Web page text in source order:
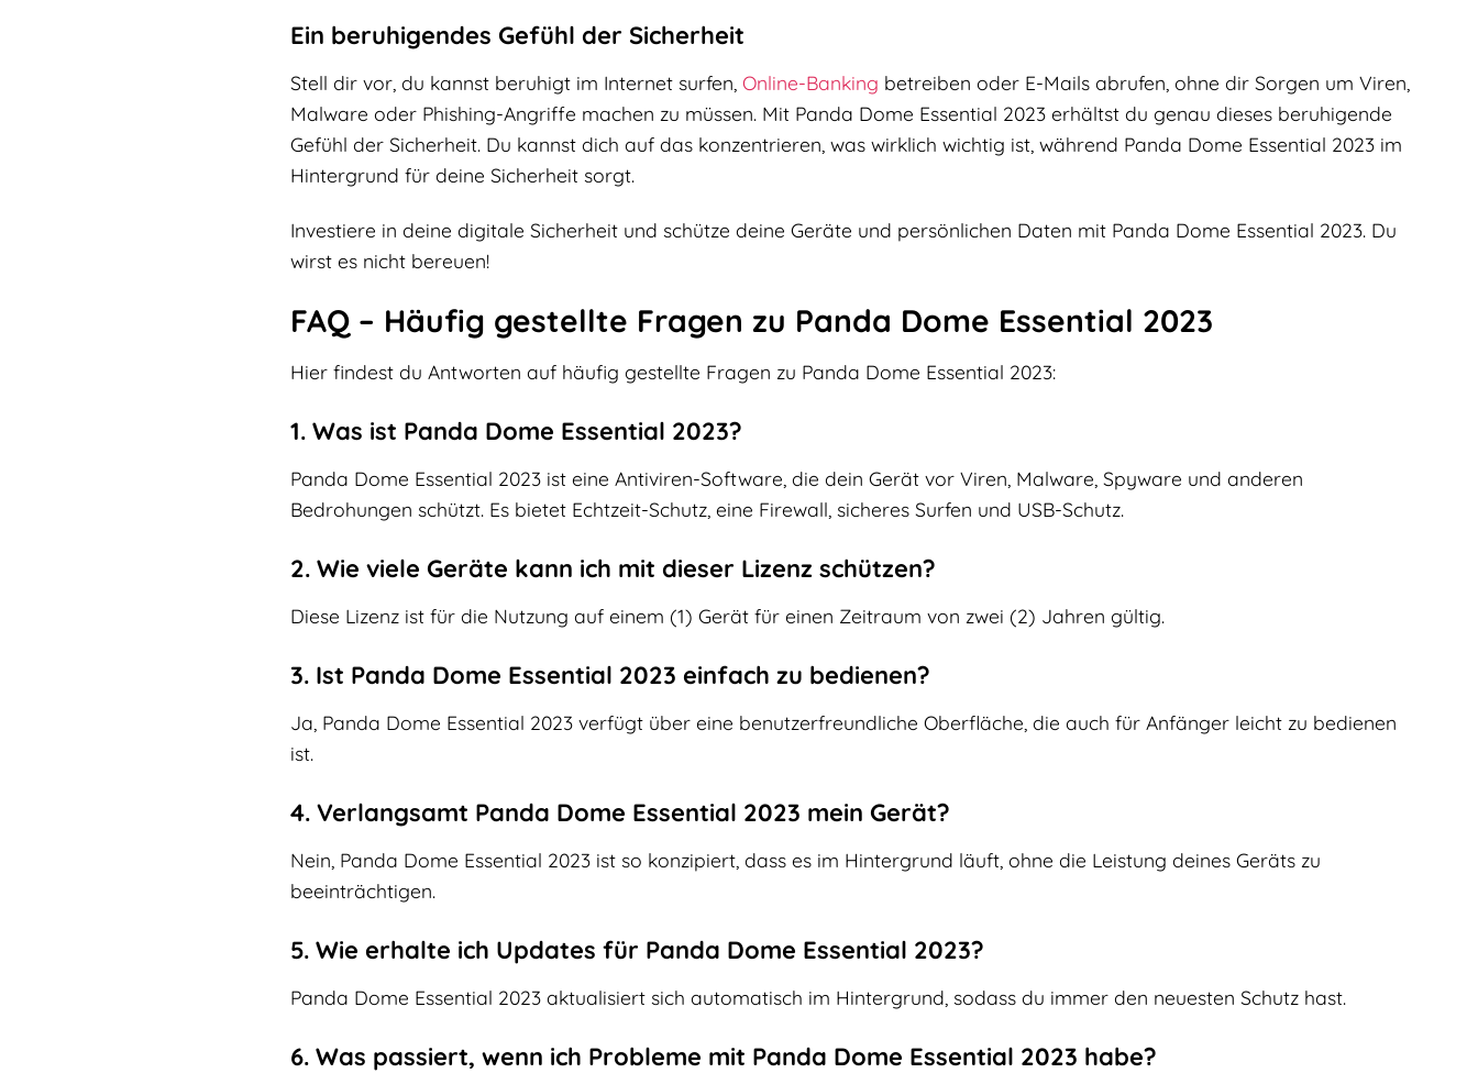
Ein beruhigendes Gefühl der Sicherheit
Stell dir vor, du kannst beruhigt im Internet surfen, Online-Banking betreiben oder E-Mails abrufen, ohne dir Sorgen um Viren,
Malware oder Phishing-Angriffe machen zu müssen. Mit Panda Dome Essential 2023 erhältst du genau dieses beruhigende
Gefühl der Sicherheit. Du kannst dich auf das konzentrieren, was wirklich wichtig ist, während Panda Dome Essential 2023 im
Hintergrund für deine Sicherheit sorgt.
Investiere in deine digitale Sicherheit und schütze deine Geräte und persönlichen Daten mit Panda Dome Essential 2023. Du
wirst es nicht bereuen!
FAQ – Häufig gestellte Fragen zu Panda Dome Essential 2023
Hier findest du Antworten auf häufig gestellte Fragen zu Panda Dome Essential 2023:
1. Was ist Panda Dome Essential 2023?
Panda Dome Essential 2023 ist eine Antiviren-Software, die dein Gerät vor Viren, Malware, Spyware und anderen
Bedrohungen schützt. Es bietet Echtzeit-Schutz, eine Firewall, sicheres Surfen und USB-Schutz.
2. Wie viele Geräte kann ich mit dieser Lizenz schützen?
Diese Lizenz ist für die Nutzung auf einem (1) Gerät für einen Zeitraum von zwei (2) Jahren gültig.
3. Ist Panda Dome Essential 2023 einfach zu bedienen?
Ja, Panda Dome Essential 2023 verfügt über eine benutzerfreundliche Oberfläche, die auch für Anfänger leicht zu bedienen
ist.
4. Verlangsamt Panda Dome Essential 2023 mein Gerät?
Nein, Panda Dome Essential 2023 ist so konzipiert, dass es im Hintergrund läuft, ohne die Leistung deines Geräts zu
beeinträchtigen.
5. Wie erhalte ich Updates für Panda Dome Essential 2023?
Panda Dome Essential 2023 aktualisiert sich automatisch im Hintergrund, sodass du immer den neuesten Schutz hast.
6. Was passiert, wenn ich Probleme mit Panda Dome Essential 2023 habe?